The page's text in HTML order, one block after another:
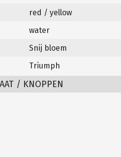
red / yellow
water
Snij bloem
Triumph
/ KNOPPEN